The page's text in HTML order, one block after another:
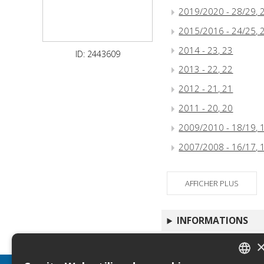
ID: 2443609
2019/2020 - 28/29,
2015/2016 - 24/25,
2014 - 23, 23
2013 - 22, 22
2012 - 21, 21
2011 - 20, 20
2009/2010 - 18/19,
2007/2008 - 16/17,
AFFICHER PLUS
INFORMATIONS